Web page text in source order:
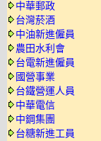
中華郵政
台灣菸酒
中油新進僱員
農田水利會
台電新進僱員
國營事業
台鐵營運人員
中華電信
中鋼集團
台糖新進工員